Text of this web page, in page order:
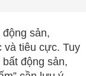
sản,
và tiêu cực. Tuy
động sản,